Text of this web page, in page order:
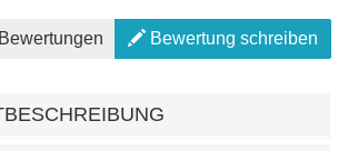
Bewertung schreiben